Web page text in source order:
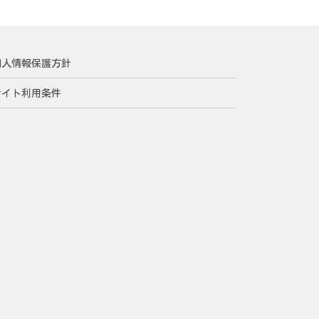
情報保護方針
ト利用条件